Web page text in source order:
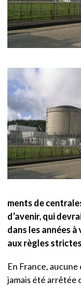
ments de
d’avenir, qui
dans les années
aux règles
En France,
jamais été arrêtée